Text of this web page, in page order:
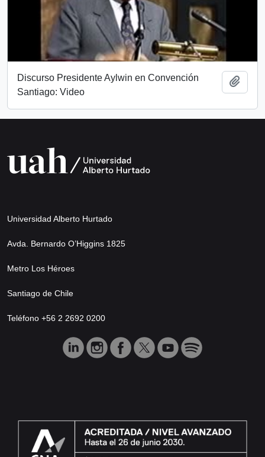
Discurso Presidente Aylwin en Convención
Santiago: Video
Universidad Alberto Hurtado
Avda. Bernardo O’Higgins 1825
Metro Los Héroes
Santiago de Chile
Teléfono +56 2 2692 0200